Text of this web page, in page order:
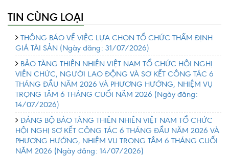
TIN CÙNG LOẠI
THÔNG BÁO VỀ VIỆC LỰA CHỌN TỔ CHỨC THẨM ĐỊNH
GIÁ TÀI SẢN (Ngày đăng: 31/07/2026)
BẢO TÀNG THIÊN NHIÊN VIỆT NAM TỔ CHỨC HỘI NGHỊ
VIÊN CHỨC, NGƯỜI LAO ĐỘNG VÀ SƠ KẾT CÔNG TÁC 6
THÁNG ĐẦU NĂM 2026 VÀ PHƯƠNG HƯỚNG, NHIỆM VỤ
TRỌNG TÂM 6 THÁNG CUỐI NĂM 2026 (Ngày đăng:
14/07/2026)
ĐẢNG BỘ BẢO TÀNG THIÊN NHIÊN VIỆT NAM TỔ CHỨC
HỘI NGHỊ SƠ KẾT CÔNG TÁC 6 THÁNG ĐẦU NĂM 2026 VÀ
PHƯƠNG HƯỚNG, NHIỆM VỤ TRỌNG TÂM 6 THÁNG CUỐI
NĂM 2026 (Ngày đăng: 14/07/2026)